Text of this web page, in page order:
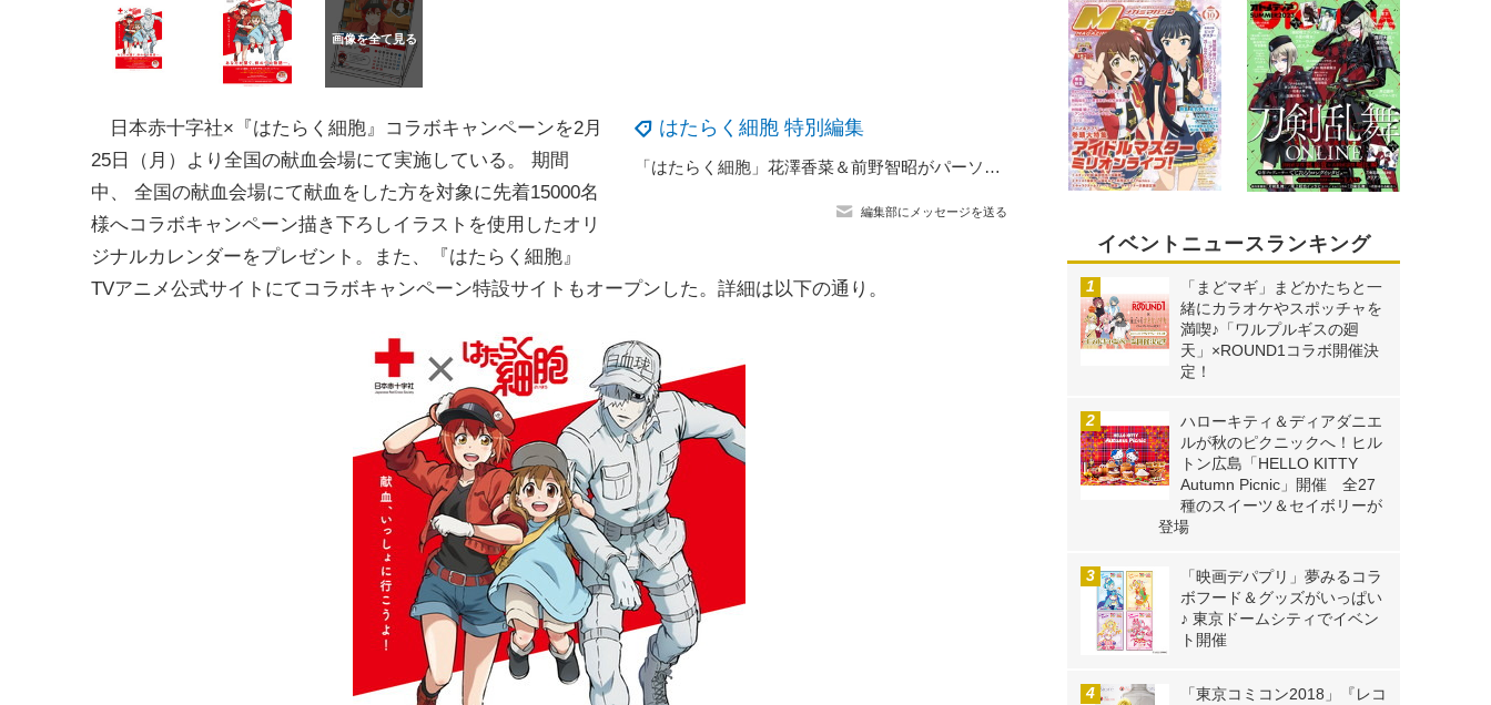
はたらく細胞 特別編集
「はたらく細胞」花澤香菜＆前野智昭がパーソナリティ担当！ ＜音泉＞でBD BOX発売記念ラジオ始動
編集部にメッセージを送る
日本赤十字社×『はたらく細胞』コラボキャンペーンを2月
25 日（月）
より全国の献血会場にて実施している。 期間
中、 全国の献血会場にて献血をした方を対象に先着15000名
様へコラボキャンペーン描き下ろしイラストを使用したオリ
ジナルカレ ンダーをプレゼント。また、『はたらく細胞』
TVアニメ公式サイトにてコラボキャンペーン特設サイトもオープンした。詳細は以下の通り。
イベントニュースランキング
「まどマギ」まどかたちと一
緒にカラオケやスポッチャを
満喫♪「ワルプルギスの廻
天」×ROUND1コラボ開催決
定！
ハローキティ＆ディアダニエ
ルが秋のピクニックへ！ヒル
トン広島「HELLO KITTY
Autumn Picnic」開催 全27
種のスイーツ＆セイボリーが
登場
「映画デパプリ」夢みるコラ
ボフード＆グッズがいっぱい
♪ 東京ドームシティでイベン
ト開催
「東京コミコン2018」『レコ